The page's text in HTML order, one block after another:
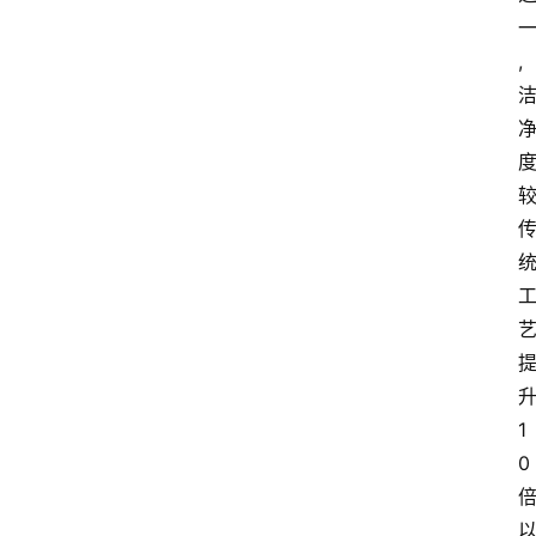
一
,
洁
净
度
较
传
统
工
艺
提
升
1
0
倍
以